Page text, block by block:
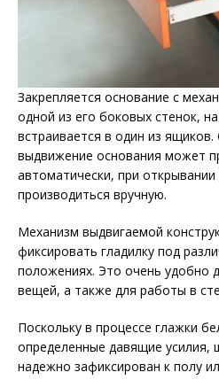
Закрепляется основание с
одной из его боковых стенок,
встраивается в один из
выдвижение основания может
автоматически, при
производиться вручную.
Механизм выдвигаемой
фиксировать гладилку под
положениях. Это очень удобно
вещей, а также для работы в
Поскольку в процессе глажки
определенные давящие
надежно зафиксирован к полу